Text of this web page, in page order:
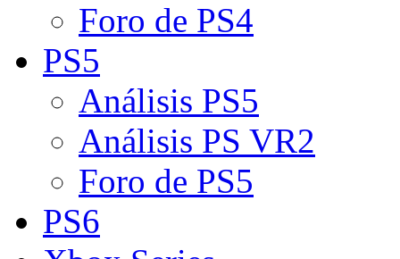
Foro de PS4
PS5
Análisis PS5
Análisis PS VR2
Foro de PS5
PS6